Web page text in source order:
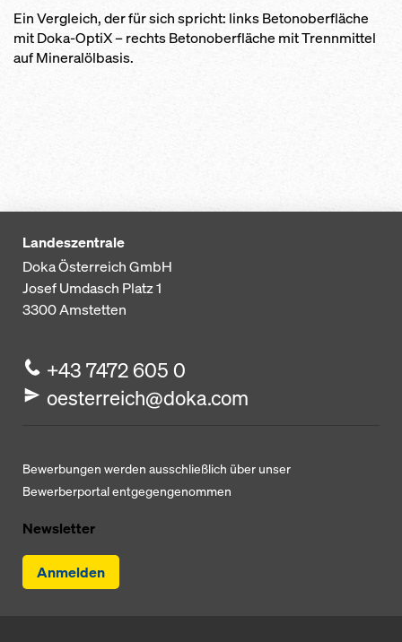
Ein Vergleich, der für sich spricht: links Betonoberfläche
mit Doka-OptiX – rechts Betonoberfläche mit Trennmittel
auf Mineralölbasis.
Landeszentrale
Doka Österreich GmbH
Josef Umdasch Platz 1
3300Amstetten
+43 7472 605 0
oesterreich@doka.com
Bewerbungen werden ausschließlich über unser
Bewerberportal entgegengenommen
Newsletter
Anmelden